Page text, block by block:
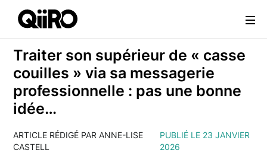
Webflow Homepage
Traiter son supérieur de « casse
couilles » via sa messagerie
professionnelle : pas une bonne
idée…
ARTICLE RÉDIGÉ PAR ANNE-LISE
CASTELL
PUBLIÉ LE 23 JANVIER
2026